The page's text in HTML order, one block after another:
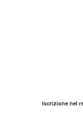
Iscrizione nel